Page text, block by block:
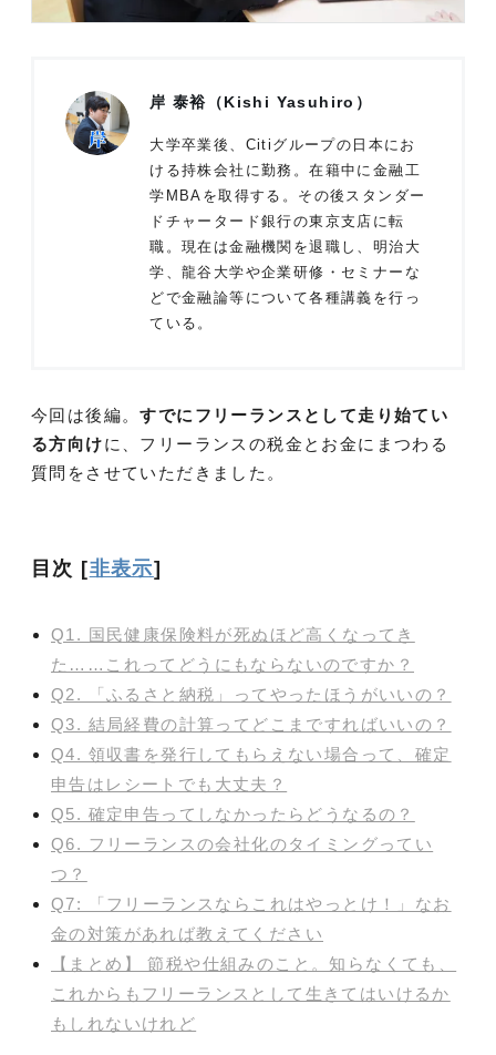
岸 泰裕（Kishi Yasuhiro）
大学卒業後、Citiグループの日本にお
ける持株会社に勤務。在籍中に金融工
学MBAを取得する。その後スタンダー
ドチャータード銀行の東京支店に転
職。現在は金融機関を退職し、明治大
学、龍谷大学や企業研修・セミナーな
どで金融論等について各種講義を行っ
ている。
今回は後編。すでにフリーランスとして走り始てい
る方向けに、フリーランスの税金とお金にまつわる
質問をさせていただきました。
目次 [非表示]
Q1. 国民健康保険料が死ぬほど高くなってき
た……これってどうにもならないのですか？
Q2. 「ふるさと納税」ってやったほうがいいの？
Q3. 結局経費の計算ってどこまですればいいの？
Q4. 領収書を発行してもらえない場合って、確定
申告はレシートでも大丈夫？
Q5. 確定申告ってしなかったらどうなるの？
Q6. フリーランスの会社化のタイミングってい
つ？
Q7: 「フリーランスならこれはやっとけ！」なお
金の対策があれば教えてください
【まとめ】 節税や仕組みのこと。知らなくても、
これからもフリーランスとして生きてはいけるか
もしれないけれど